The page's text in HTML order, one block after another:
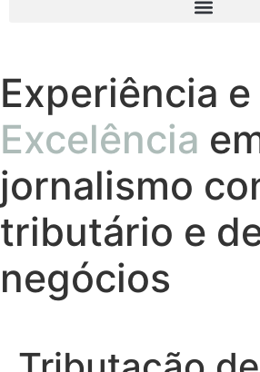
Experiência e
Excelência
jornalismo
tributário e
negócios